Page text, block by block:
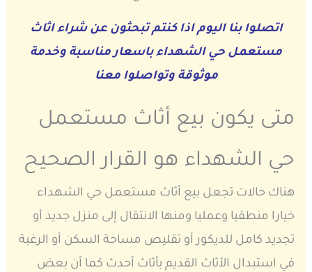
اتصلوا بنا اليوم اذا كنتم تبحثون عن شراء اثاث
مستعمل حي الشهداء باسعار مناسبة وخدمة
موثوقة وتواصلوا معنا
متى يكون بيع أثاث مستعمل
حي الشهداء هو القرار الصحيح
هناك حالات تجعل بيع أثاث مستعمل حي الشهداء
خيارا منطقيا وعمليا ومنها الانتقال إلى منزل جديد أو
تجديد كامل للديكور أو تقليص مساحة السكن أو الرغبة
في استبدال الأثاث القديم بأثاث أحدث كما أن بعض